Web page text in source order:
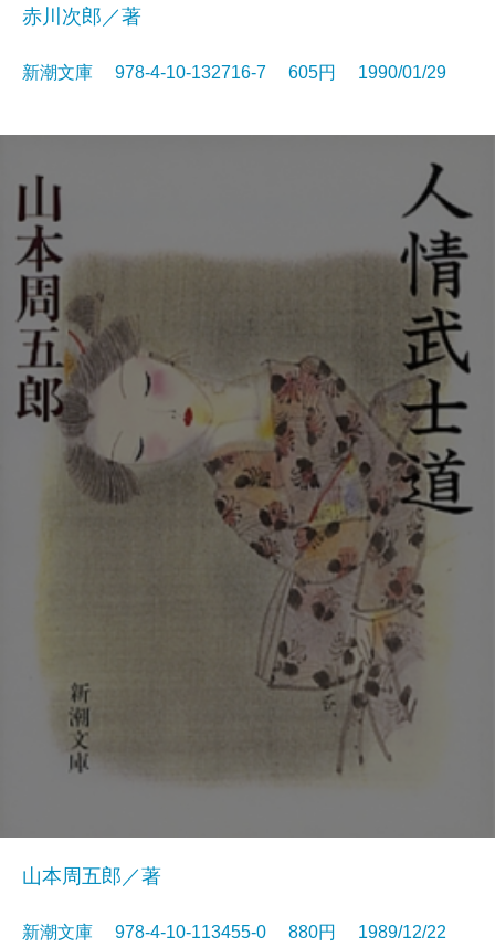
赤川次郎／著
新潮文庫 978-4-10-132716-7 605円 1990/01/29
山本周五郎／著
新潮文庫 978-4-10-113455-0 880円 1989/12/22